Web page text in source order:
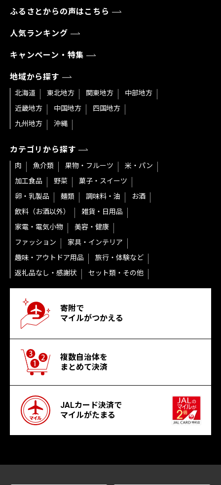
ふるさとからの声はこちら
人気ランキング
キャンペーン・特集
地域から探す
北海道 東北地方 関東地方
中部地方
近畿地方
中国地方
四国地方
九州地方
沖縄
カテゴリから探す
肉 魚介類 果物・フルーツ
米・パン
加工食品
野菜
菓子・スイーツ
卵・乳製品
麺類 調味料・油
お酒
飲料（お酒以外）
雑貨・日用品
家電・電気小物
美容・健康
ファッション
家具・インテリア
趣味・アウトドア用品
旅行・体験など
返礼品なし・感謝状
セット類・その他
寄附で
マイルがつかえる
複数自治体を
まとめて決済
JALカード決済で
マイルがたまる